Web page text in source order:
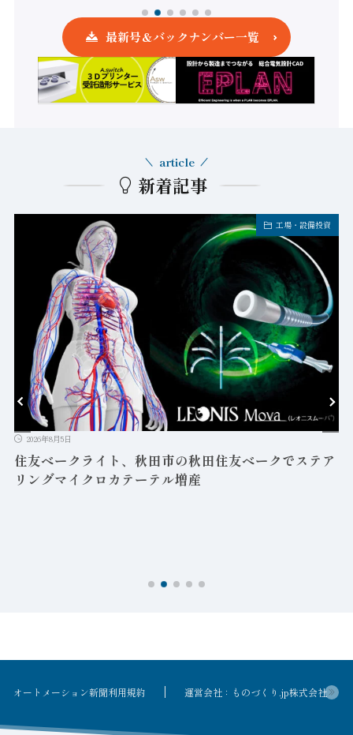
最新号＆バックナンバー一覧
新着記事
article
工場・設備投資
2026年8月5日
住友ベークライト、秋田市の秋田住友ベークでステア
リングマイクロカテーテル増産
オートメーション新聞利用規約 運営会社：ものづくり.jp株式会社